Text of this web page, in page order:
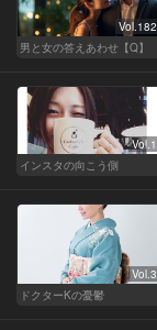
Vol.182
男と女の答えあわせ【Q】
Vol.1
インスタの向こう側
Vol.3
ドクターKの憂鬱